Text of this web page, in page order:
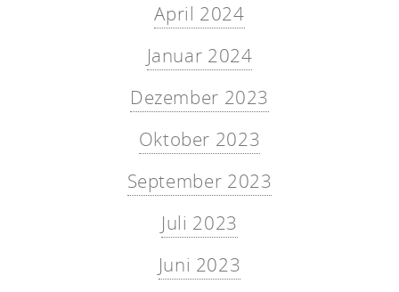
April 2024
Januar 2024
Dezember 2023
Oktober 2023
September 2023
Juli 2023
Juni 2023